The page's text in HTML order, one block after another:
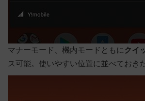
マナーモード 機内モード ともに クイ
ス可能。使いやすい位置に並べておき